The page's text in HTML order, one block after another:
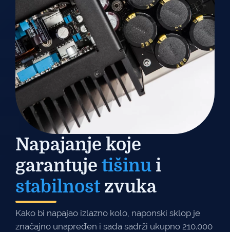
Napajanje koje
garantuje tišinu i
stabilnostzvuka
Kako bi napajao izlazno kolo, naponski sklop je
značajno unapređen i sada sadrži ukupno 210.000